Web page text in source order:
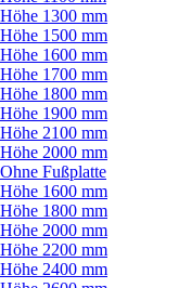
Höhe 1300 mm
Höhe 1500 mm
Höhe 1600 mm
Höhe 1700 mm
Höhe 1800 mm
Höhe 1900 mm
Höhe 2100 mm
Höhe 2000 mm
Ohne Fußplatte
Höhe 1600 mm
Höhe 1800 mm
Höhe 2000 mm
Höhe 2200 mm
Höhe 2400 mm